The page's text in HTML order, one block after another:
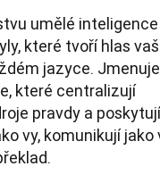
umělé
které tvoří hlas
jazyce.
které centralizují
pravdy a poskytují
vy, komunikují jako